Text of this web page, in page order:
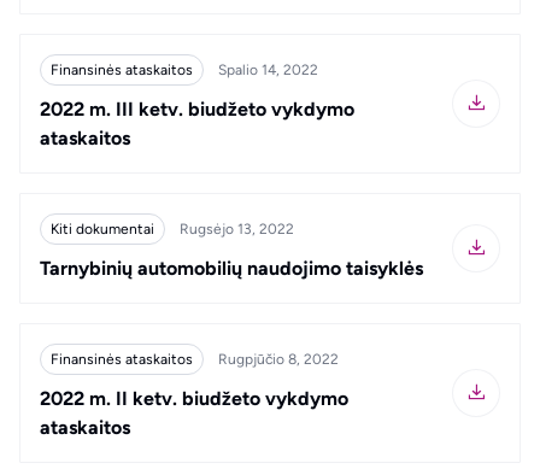
Finansinės ataskaitos Spalio 14, 2022
2022 m. III ketv. biudžeto vykdymo
ataskaitos
Kiti dokumentai Rugsėjo 13, 2022
Tarnybinių automobilių naudojimo taisyklės
Finansinės ataskaitos Rugpjūčio 8, 2022
2022 m. II ketv. biudžeto vykdymo
ataskaitos